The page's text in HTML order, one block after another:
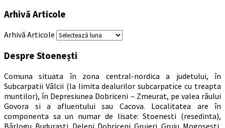
Arhivă Articole
Arhivă Articole
Despre Stoenești
Comuna situata în zona central-nordica a judetului, în
Subcarpatii Vâlcii (la limita dealurilor subcarpatice cu treapta
muntilor), în Depresiunea Dobriceni – Zmeurat, pe valea râului
Govora si a afluentului sau Cacova. Localitatea are în
componenta sa un numar de lisate: Stoenesti (resedinta),
Bârlogu, Budurasti, Deleni. Dobriceni, Gruieri, Gruiu, Mogosesti,